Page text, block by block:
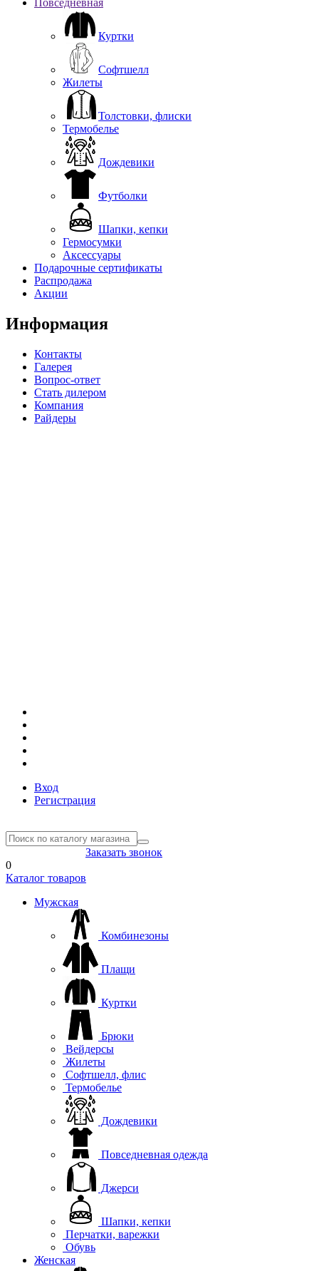
Куртки
Софтшелл
Жилеты
Толстовки, флиски
Термобелье
Дождевики
Футболки
Шапки, кепки
Гермосумки
Аксессуары
Подарочные сертификаты
Распродажа
Акции
Информация
Контакты
Галерея
Вопрос-ответ
Стать дилером
Компания
Райдеры
Вход
Регистрация
Заказать звонок
0
Каталог товаров
Мужская
Комбинезоны
Плащи
Куртки
Брюки
Вейдерсы
Жилеты
Софтшелл, флис
Термобелье
Дождевики
Повседневная одежда
Джерси
Шапки, кепки
Перчатки, варежки
Обувь
Женская